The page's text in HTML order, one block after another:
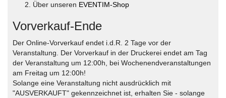
Über unseren EVENTIM-Shop
Vorverkauf-Ende
Der Online-Vorverkauf endet i.d.R. 2 Tage vor der
Veranstaltung. Der Vorverkauf in der Druckerei endet am Tag
der Veranstaltung um 12:00h, bei Wochenendveranstaltungen
am Freitag um 12:00h!
Solange eine Veranstaltung nicht ausdrücklich mit
"AUSVERKAUFT" gekennzeichnet ist, erhalten Sie - solange